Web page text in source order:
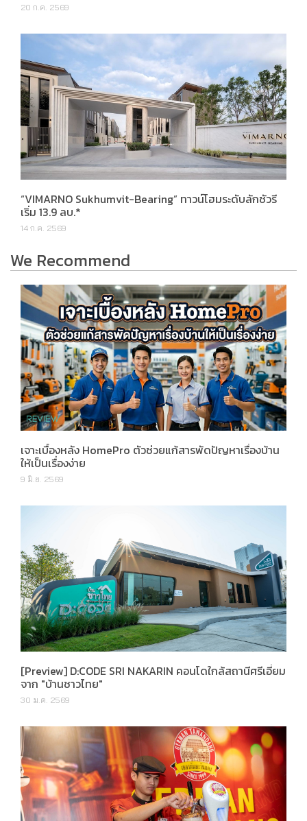
20 ก.ค. 2569
“VIMARNO Sukhumvit-Bearing” ทาวน์โฮมระดับลักชัวรี
เริ่ม 13.9 ลบ.*
14 ก.ค. 2569
We Recommend
เจาะเบื้องหลัง HomePro ตัวช่วยแก้สารพัดปัญหาเรื่องบ้าน
ให้เป็นเรื่องง่าย
9 มิ.ย. 2569
[Preview] D:CODE SRI NAKARIN คอนโดใกล้สถานีศรีเอี่ยม
จาก "บ้านชาวไทย"
30 ม.ค. 2569